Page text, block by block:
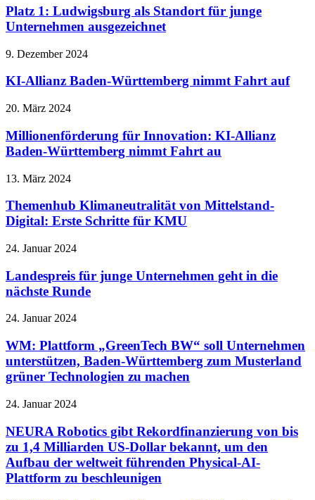
Platz 1: Ludwigsburg als Standort für junge
Unternehmen ausgezeichnet
9. Dezember 2024
KI-Allianz Baden-Württemberg nimmt Fahrt auf
20. März 2024
Millionenförderung für Innovation: KI-Allianz
Baden-Württemberg nimmt Fahrt au
13. März 2024
Themenhub Klimaneutralität von Mittelstand-
Digital: Erste Schritte für KMU
24. Januar 2024
Landespreis für junge Unternehmen geht in die
nächste Runde
24. Januar 2024
WM: Plattform „GreenTech BW“ soll Unternehmen
unterstützen, Baden-Württemberg zum Musterland
grüner Technologien zu machen
24. Januar 2024
NEURA Robotics gibt Rekordfinanzierung von bis
zu 1,4 Milliarden US-Dollar bekannt, um den
Aufbau der weltweit führenden Physical-AI-
Plattform zu beschleunigen